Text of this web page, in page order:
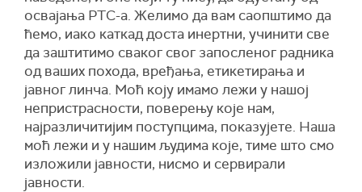
освајања РТС-а. Желимо да вам саопштимо да
ћемо, иако каткад доста инертни, учинити све
да заштитимо сваког свог запосленог радника
од ваших похода, вређања, етикетирања и
јавног линча. Моћ коју имамо лежи у нашој
непристрасности, поверењу које нам,
најразличитијим поступцима, показујете. Наша
моћ лежи и у нашим људима које, тиме што смо
изложили јавности, нисмо и сервирали
јавности.